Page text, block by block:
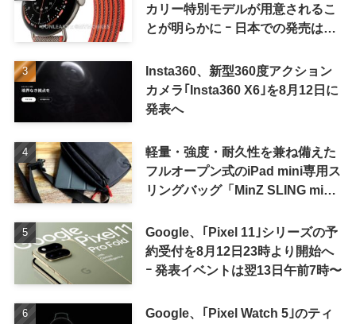
カリー特別モデルが用意されるこ
とが明らかに ｰ 日本での発売は期
Insta360、新型360度アクション
カメラ｢Insta360 X6｣を8月12日に
発表へ
軽量・強度・耐久性を兼ね備えた
フルオープン式のiPad mini専用ス
リングバッグ「MinZ SLING mini
Google、｢Pixel 11｣シリーズの予
約受付を8月12日23時より開始へ
ｰ 発表イベントは翌13日午前7時〜
Google、｢Pixel Watch 5｣のティ